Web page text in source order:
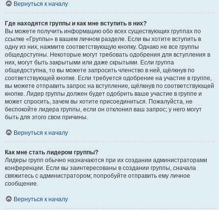
Вернуться к началу
Где находятся группы и как мне вступить в них?
Вы можете получить информацию обо всех существующих группах по
ссылке «Группы» в вашем личном разделе. Если вы хотите вступить в
одну из них, нажмите соответствующую кнопку. Однако не все группы
общедоступны. Некоторые могут требовать одобрения для вступления в
них, могут быть закрытыми или даже скрытыми. Если группа
общедоступна, то вы можете запросить членство в ней, щёлкнув по
соответствующей кнопке. Если требуется одобрение на участие в группе,
вы можете отправить запрос на вступление, щёлкнув по соответствующей
кнопке. Лидер группы должен будет одобрить ваше участие в группе и
может спросить, зачем вы хотите присоединиться. Пожалуйста, не
беспокойте лидера группы, если он отклонил ваш запрос; у него могут
быть для этого свои причины.
Вернуться к началу
Как мне стать лидером группы?
Лидеры групп обычно назначаются при их создании администраторами
конференции. Если вы заинтересованы в создании группы, сначала
свяжитесь с администратором; попробуйте отправить ему личное
сообщение.
Вернуться к началу